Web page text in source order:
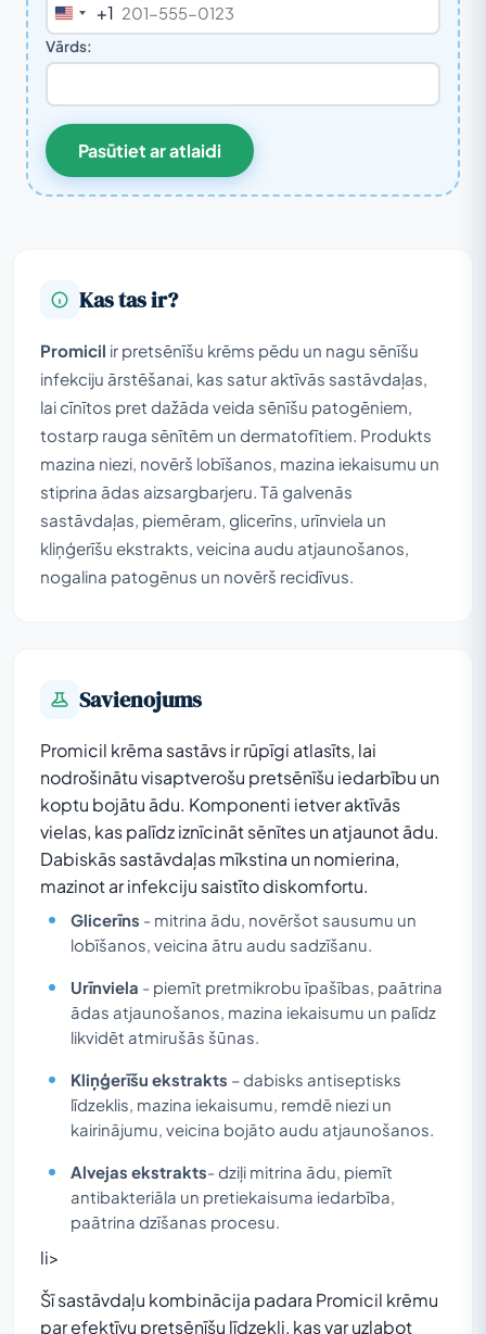
United
States
+1
Vārds:
Pasūtiet ar atlaidi
Kas tas ir?
Promicil ir pretsēnīšu krēms pēdu un nagu sēnīšu
infekciju ārstēšanai, kas satur aktīvās sastāvdaļas,
lai cīnītos pret dažāda veida sēnīšu patogēniem,
tostarp rauga sēnītēm un dermatofītiem. Produkts
mazina niezi, novērš lobīšanos, mazina iekaisumu un
stiprina ādas aizsargbarjeru. Tā galvenās
sastāvdaļas, piemēram, glicerīns, urīnviela un
kliņģerīšu ekstrakts, veicina audu atjaunošanos,
nogalina patogēnus un novērš recidīvus.
Savienojums
Promicil krēma sastāvs ir rūpīgi atlasīts, lai
nodrošinātu visaptverošu pretsēnīšu iedarbību un
koptu bojātu ādu. Komponenti ietver aktīvās
vielas, kas palīdz iznīcināt sēnītes un atjaunot ādu.
Dabiskās sastāvdaļas mīkstina un nomierina,
mazinot ar infekciju saistīto diskomfortu.
Glicerīns - mitrina ādu, novēršot sausumu un
lobīšanos, veicina ātru audu sadzīšanu.
Urīnviela - piemīt pretmikrobu īpašības, paātrina
ādas atjaunošanos, mazina iekaisumu un palīdz
likvidēt atmirušās šūnas.
Kliņģerīšu ekstrakts – dabisks antiseptisks
līdzeklis, mazina iekaisumu, remdē niezi un
kairinājumu, veicina bojāto audu atjaunošanos.
Alvejas ekstrakts- dziļi mitrina ādu, piemīt
antibakteriāla un pretiekaisuma iedarbība,
paātrina dzīšanas procesu.
li>
Šī sastāvdaļu kombinācija padara Promicil krēmu
par efektīvu pretsēnīšu līdzekli, kas var uzlabot